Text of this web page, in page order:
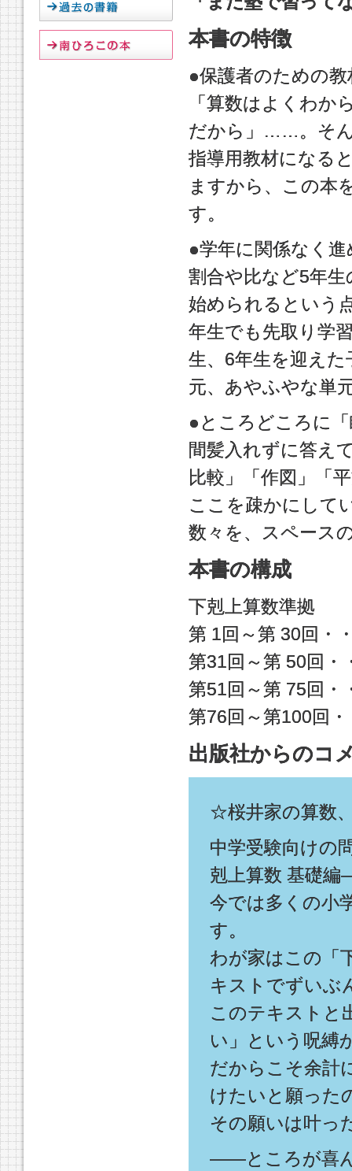
本書の特徴
●保護者のための
「算数はよくわか
だから」……。そん
指導用教材になる
ますから、この本
す。
●学年に関係なく
割合や比など5年
始められるという
年生でも先取り学
生、6年生を迎え
元、あやふやな単
●ところどころに
間髪入れずに答え
比較」「作図」「
ここを疎かにして
数々を、スペース
本書の構成
下剋上算数準拠
第 1回～第 30回・
第31回～第 50回・
第51回～第 75回・
第76回～第100回
出版社からのコ
☆桜井家の算数
中学受験向けの
剋上算数 基礎
今では多くの小
す。
わが家はこの「
キストでずいぶ
このテキストと
い」という呪縛
だからこそ余計
けたいと願った
その願いは叶っ
――ところが喜